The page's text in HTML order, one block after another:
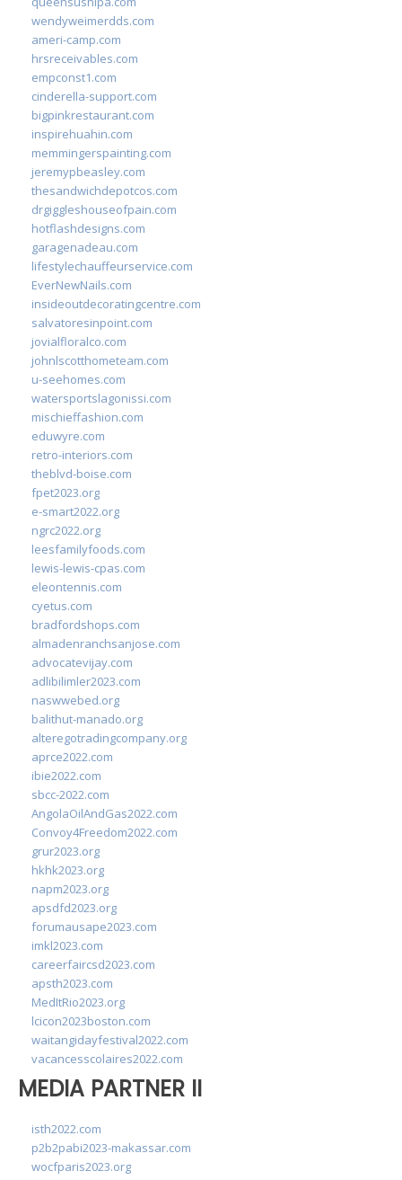
wendyweimerdds.com
ameri-camp.com
hrsreceivables.com
empconst1.com
cinderella-support.com
bigpinkrestaurant.com
inspirehuahin.com
memmingerspainting.com
jeremypbeasley.com
thesandwichdepotcos.com
drgiggleshouseofpain.com
hotflashdesigns.com
garagenadeau.com
lifestylechauffeurservice.com
EverNewNails.com
insideoutdecoratingcentre.com
salvatoresinpoint.com
jovialfloralco.com
johnlscotthometeam.com
u-seehomes.com
watersportslagonissi.com
mischieffashion.com
eduwyre.com
retro-interiors.com
theblvd-boise.com
fpet2023.org
e-smart2022.org
ngrc2022.org
leesfamilyfoods.com
lewis-lewis-cpas.com
eleontennis.com
cyetus.com
bradfordshops.com
almadenranchsanjose.com
advocatevijay.com
adlibilimler2023.com
naswwebed.org
balithut-manado.org
alteregotradingcompany.org
aprce2022.com
ibie2022.com
sbcc-2022.com
AngolaOilAndGas2022.com
Convoy4Freedom2022.com
grur2023.org
hkhk2023.org
napm2023.org
apsdfd2023.org
forumausape2023.com
imkl2023.com
careerfaircsd2023.com
apsth2023.com
MedItRio2023.org
lcicon2023boston.com
waitangidayfestival2022.com
vacancesscolaires2022.com
MEDIA PARTNER II
isth2022.com
p2b2pabi2023-makassar.com
wocfparis2023.org